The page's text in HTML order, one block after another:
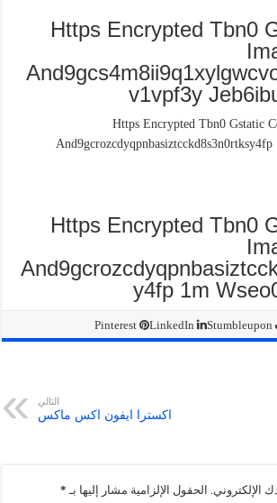
Https Encrypted Tbn0
v1vpf3y
Https Encrypted Tbn0
y4fp 1m
Stumbleupon
LinkedIn
Pinterest
التالي
اكسترا ايفون اكس ماكس
الإلكتروني. الحقول الإلزامية مشار إليها بـ *